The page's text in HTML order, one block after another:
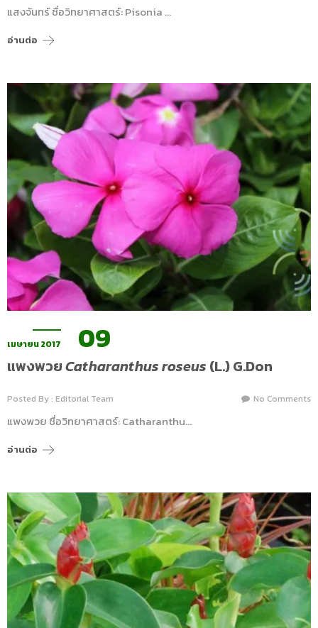
แสงจันทร์ ชื่อวิทยาศาสตร์: Pisonia …
อ่านต่อ
เมษายน 2017 09
แพงพวยCatharanthus roseus (L.) G.Don
Posted By : Editorial Team No Comments
แพงพวย ชื่อวิทยาศาสตร์: Catharanthu…
อ่านต่อ